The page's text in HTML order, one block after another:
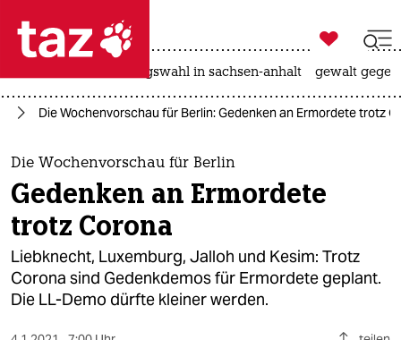
 taz zahl ich
taz zahl ich
themen
politik
öko
gesellschaft

taz zahl ich
landtagswahl in sachsen-anhalt gewalt
Die Wochenvorschau für Berlin: Gedenken an Ermordete trotz
Die Wochenvorschau für Berlin
Gedenken an Ermordete
trotz Corona
Liebknecht, Luxemburg, Jalloh und Kesim: Trotz
Corona sind Gedenkdemos für Ermordete geplant.
Die LL-Demo dürfte kleiner werden.